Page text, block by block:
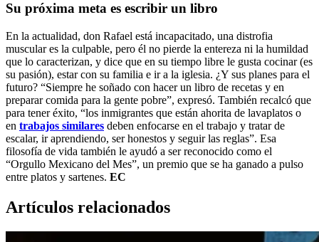
Su próxima meta es escribir un libro
En la actualidad, don Rafael está incapacitado, una distrofia
muscular es la culpable, pero él no pierde la entereza ni la humildad
que lo caracterizan, y dice que en su tiempo libre le gusta cocinar (es
su pasión), estar con su familia e ir a la iglesia. ¿Y sus planes para el
futuro? “Siempre he soñado con hacer un libro de recetas y en
preparar comida para la gente pobre”, expresó. También recalcó que
para tener éxito, “los inmigrantes que están ahorita de lavaplatos o
en trabajos similares deben enfocarse en el trabajo y tratar de
escalar, ir aprendiendo, ser honestos y seguir las reglas”. Esa
filosofía de vida también le ayudó a ser reconocido como el
“Orgullo Mexicano del Mes”, un premio que se ha ganado a pulso
entre platos y sartenes. EC
Artículos relacionados